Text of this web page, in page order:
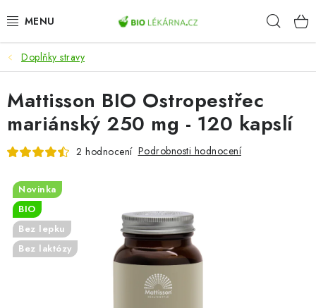
na
AKCE
DOPLŇKY STRAVY
PŘÍRODNÍ KOSMETIKA
ZDRAVÉ POTRAVINY
PŘÍSTROJE
Doplňky stravy
Mattisson BIO Ostropestřec
mariánský 250 mg - 120 kapslí
2 hodnocení Podrobnosti hodnocení
Novinka
BIO
Bez lepku
Bez laktózy